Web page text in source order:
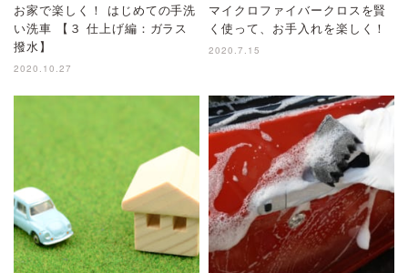
お家で楽しく！ はじめての手洗
い洗車 【３ 仕上げ編：ガラス
撥水】
2020.10.27
マイクロファイバークロスを賢
く使って、お手入れを楽しく！
2020.7.15